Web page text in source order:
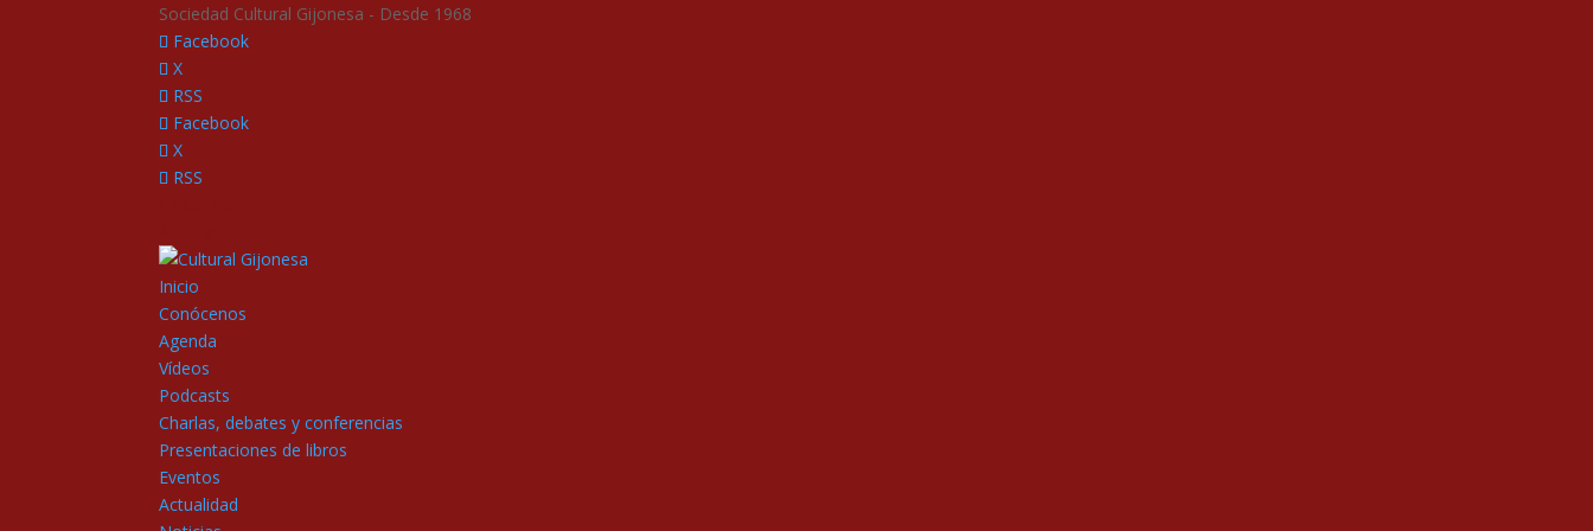
Sociedad Cultural Gijonesa - Desde 1968
Facebook
X
RSS
Facebook
X
RSS
Inicio
Conócenos
Agenda
Vídeos
Podcasts
Charlas, debates y conferencias
Presentaciones de libros
Eventos
Actualidad